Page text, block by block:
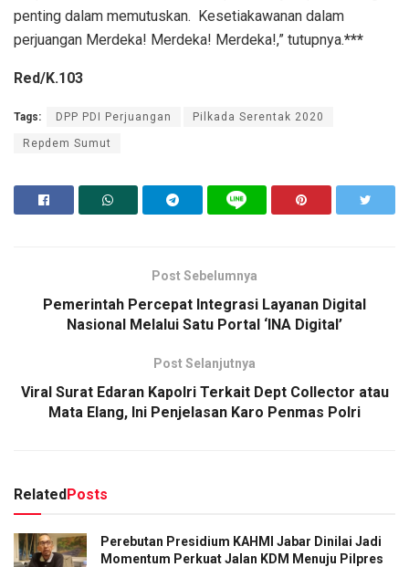
penting dalam memutuskan. Kesetiakawanan dalam
perjuangan Merdeka! Merdeka! Merdeka!,” tutupnya.***
Red/K.103
Tags: DPP PDI Perjuangan Pilkada Serentak 2020
Repdem Sumut
Post Sebelumnya
Pemerintah Percepat Integrasi Layanan Digital
Nasional Melalui Satu Portal ‘INA Digital’
Post Selanjutnya
Viral Surat Edaran Kapolri Terkait Dept Collector atau
Mata Elang, Ini Penjelasan Karo Penmas Polri
RelatedPosts
Perebutan Presidium KAHMI Jabar Dinilai Jadi
Momentum Perkuat Jalan KDM Menuju Pilpres